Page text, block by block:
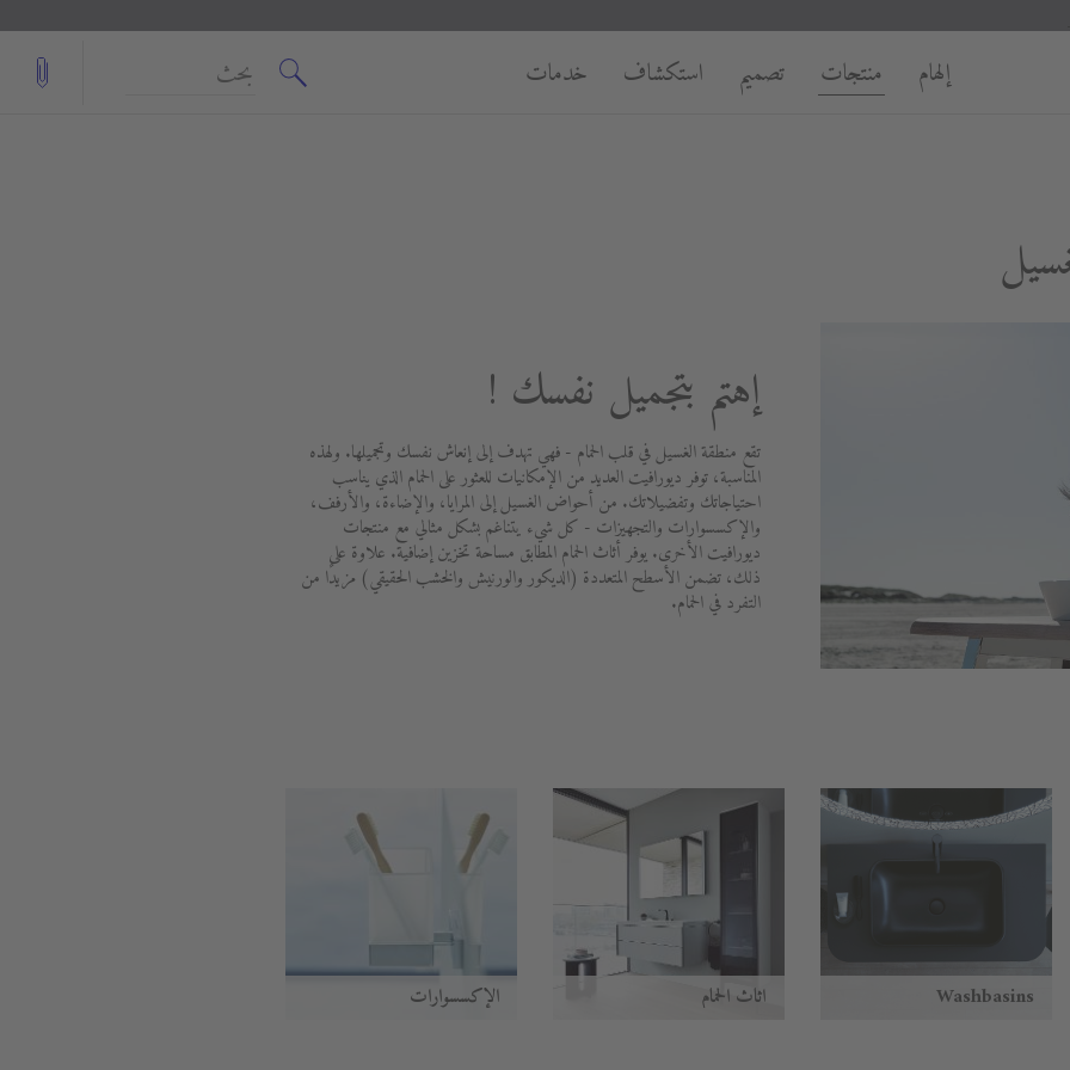
إلهام منتجات تصميم استكشاف خدمات
إهتم بتجميل نفسك !
تقع منطقة الغسيل في قلب الحمام - فهي تهدف إلى إنعاش نفسك وتجميلها. ولهذه
المناسبة، توفر ديورافيت العديد من الإمكانيات للعثور على الحمام الذي يناسب
احتياجاتك وتفضيلاتك. من أحواض الغسيل إلى المرايا، والإضاءة، والأرفف،
والإكسسوارات والتجهيزات - كل شيء يتناغم بشكل مثالي مع منتجات
ديورافيت الأخرى. يوفر أثاث الحمام المطابق مساحة تخزين إضافية. علاوة على
ذلك، تضمن الأسطح المتعددة (الديكور والورنيش والخشب الحقيقي) مزيدًا من
التفرد في الحمام.
Washbasins أثاث الحمام الإكسسوارات